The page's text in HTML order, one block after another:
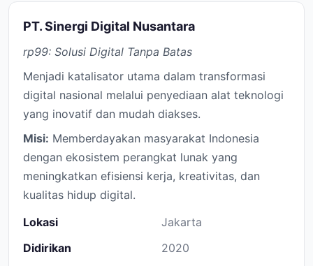
PT. Sinergi Digital Nusantara
rp99: Solusi Digital Tanpa Batas
Menjadi katalisator utama dalam transformasi
digital nasional melalui penyediaan alat teknologi
yang inovatif dan mudah diakses.
Misi: Memberdayakan masyarakat Indonesia
dengan ekosistem perangkat lunak yang
meningkatkan efisiensi kerja, kreativitas, dan
kualitas hidup digital.
Lokasi
Jakarta
Didirikan
2020